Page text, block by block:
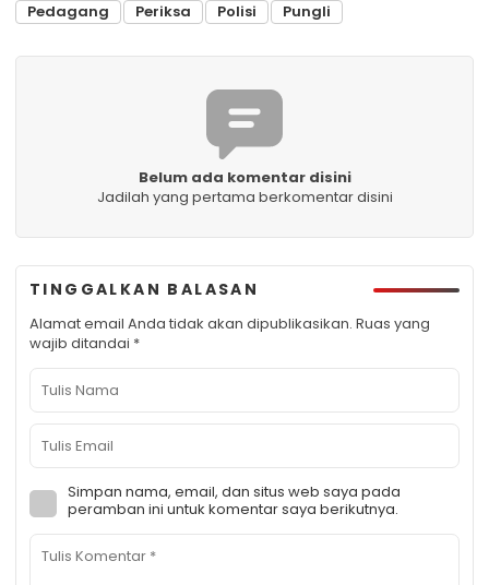
Pedagang Periksa Polisi Pungli
Belum ada komentar disini
Jadilah yang pertama berkomentar disini
TINGGALKAN BALASAN
Alamat email Anda tidak akan dipublikasikan. Ruas yang
wajib ditandai *
Simpan nama, email, dan situs web saya pada
peramban ini untuk komentar saya berikutnya.